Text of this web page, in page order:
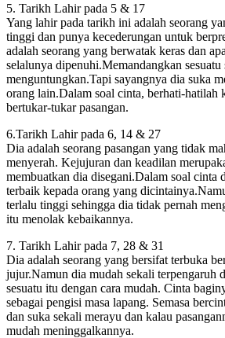
5. Tarikh Lahir pada 5 & 17
Yang lahir pada tarikh ini adalah seorang
tinggi dan punya kecederungan untuk
adalah seorang yang berwatak keras dan
selalunya dipenuhi.Memandangkan
menguntungkan.Tapi sayangnya dia suka
orang lain.Dalam soal cinta, berhati-hatilah
bertukar-tukar pasangan.
6.Tarikh Lahir pada 6, 14 & 27
Dia adalah seorang pasangan yang tidak
menyerah. Kejujuran dan keadilan
membuatkan dia disegani.Dalam soal cinta
terbaik kepada orang yang
terlalu tinggi sehingga dia tidak pernah
itu menolak kebaikannya.
7. Tarikh Lahir pada 7, 28 & 31
Dia adalah seorang yang bersifat terbuka
jujur.Namun dia mudah sekali terpengaruh
sesuatu itu dengan cara mudah. Cinta
sebagai pengisi masa lapang. Semasa
dan suka sekali merayu dan kalau
mudah meninggalkannya.